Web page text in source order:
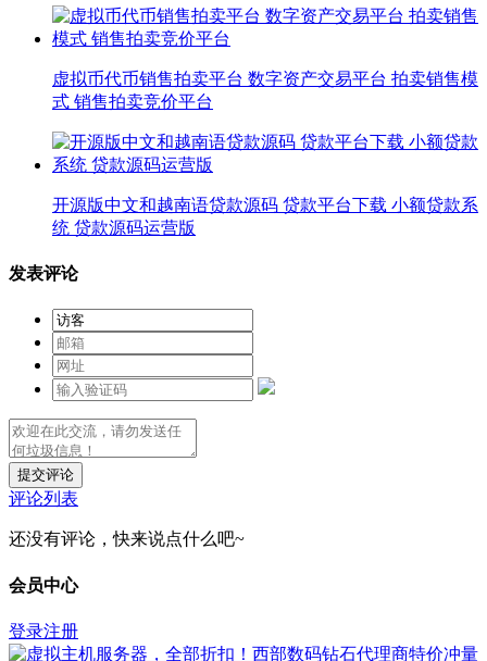
虚拟币代币销售拍卖平台 数字资产交易平台 拍卖销售模
式 销售拍卖竞价平台
开源版中文和越南语贷款源码 贷款平台下载 小额贷款系
统 贷款源码运营版
发表评论
提交评论
评论列表
还没有评论，快来说点什么吧~
会员中心
登录注册